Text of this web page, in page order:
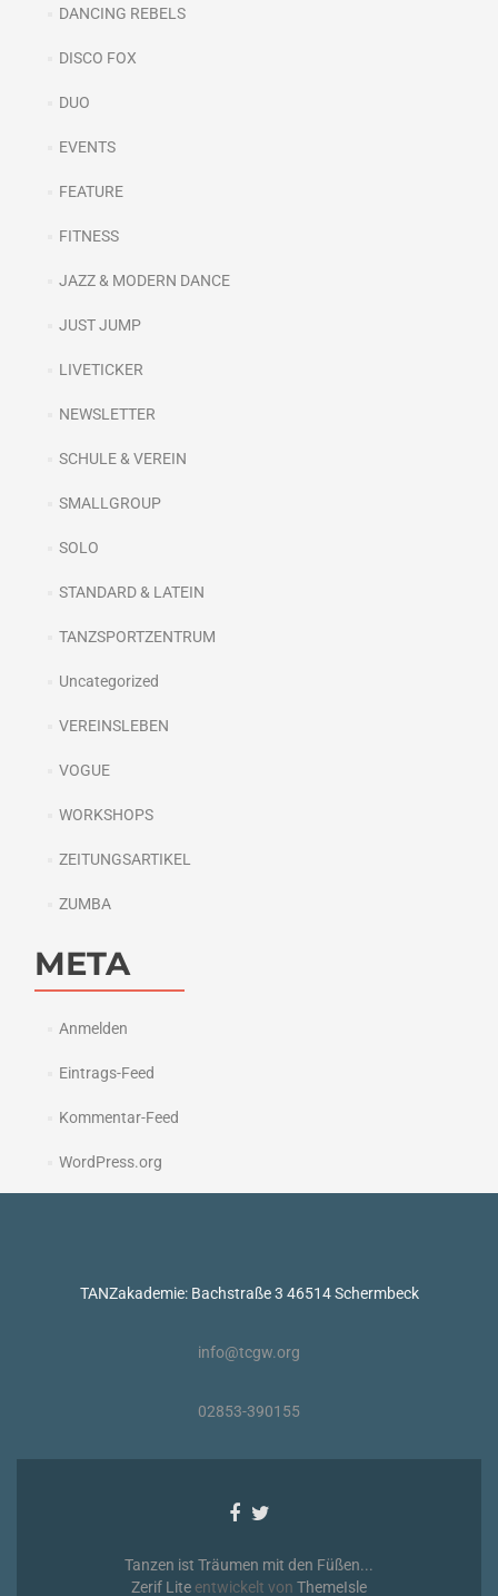
DANCING REBELS
DISCO FOX
DUO
EVENTS
FEATURE
FITNESS
JAZZ & MODERN DANCE
JUST JUMP
LIVETICKER
NEWSLETTER
SCHULE & VEREIN
SMALLGROUP
SOLO
STANDARD & LATEIN
TANZSPORTZENTRUM
Uncategorized
VEREINSLEBEN
VOGUE
WORKSHOPS
ZEITUNGSARTIKEL
ZUMBA
META
Anmelden
Eintrags-Feed
Kommentar-Feed
WordPress.org
TANZakademie: Bachstraße 3 46514 Schermbeck
info@tcgw.org
02853-390155
Facebook-
Twitter-
Tanzen ist Träumen mit den Füßen...
Zerif Lite entwickelt von ThemeIsle